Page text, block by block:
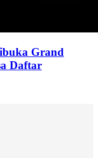
Grand
Daftar